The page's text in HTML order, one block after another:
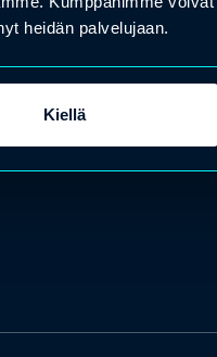
heidän palvelujaan.
Kiellä